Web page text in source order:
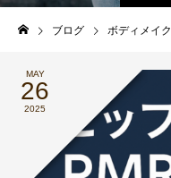
ブログ ボディメイク
MAY
26
2025